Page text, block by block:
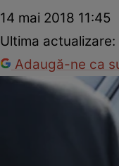
14 mai 2018 11:45
Ultima actualizare:
Adaugă-ne ca